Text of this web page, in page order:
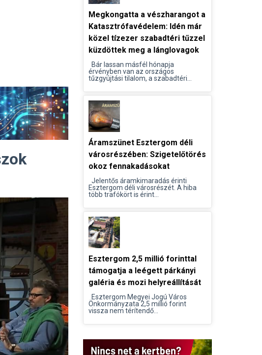
Megkongatta a vészharangot a
Katasztrófavédelem: Idén már
közel tízezer szabadtéri tűzzel
küzdöttek meg a lánglovagok
Bár lassan másfél hónapja
érvényben van az országos
tűzgyújtási tilalom, a szabadtéri...
Áramszünet Esztergom déli
városrészében: Szigetelőtörés
okoz fennakadásokat
Jelentős áramkimaradás érinti
Esztergom déli városrészét. A hiba
több trafókört is érint...
Esztergom 2,5 millió forinttal
támogatja a leégett párkányi
galéria és mozi helyreállítását
Esztergom Megyei Jogú Város
Önkormányzata 2,5 millió forint
vissza nem térítendő...